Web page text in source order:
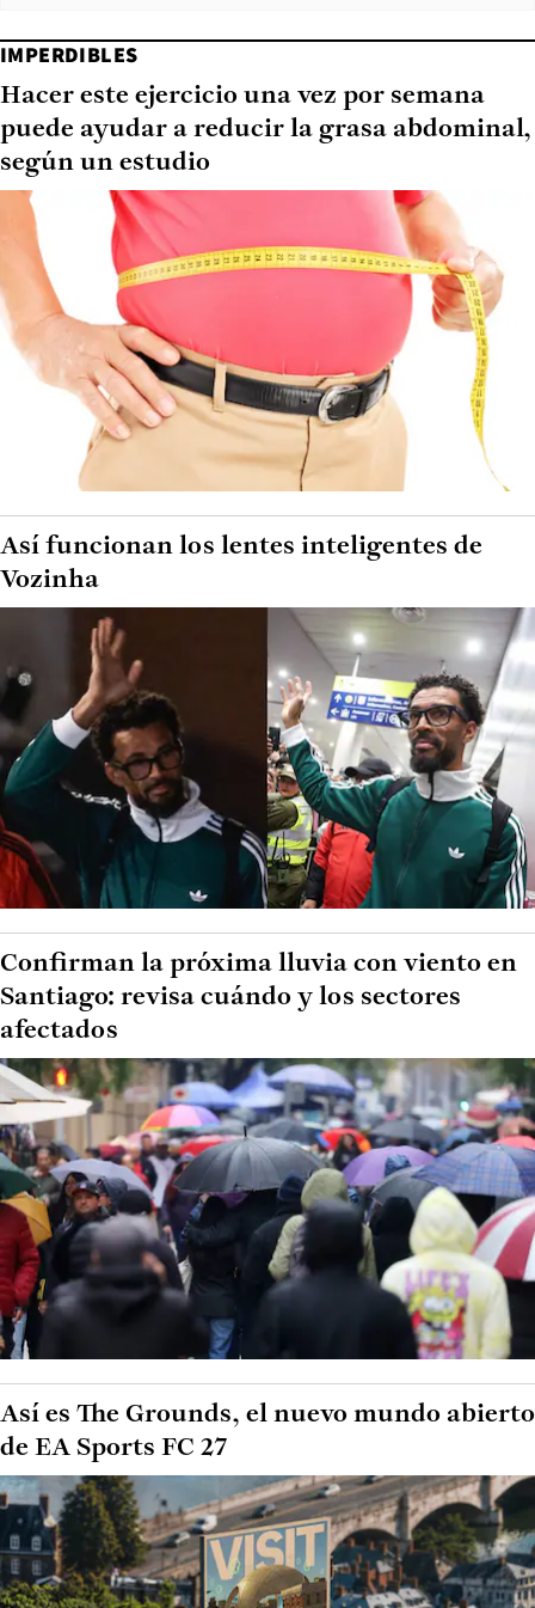
IMPERDIBLES
Hacer este ejercicio una vez por semana
puede ayudar a reducir la grasa abdominal,
según un estudio
Así funcionan los lentes inteligentes de
Vozinha
Confirman la próxima lluvia con viento en
Santiago: revisa cuándo y los sectores
afectados
Así es The Grounds, el nuevo mundo abierto
de EA Sports FC 27